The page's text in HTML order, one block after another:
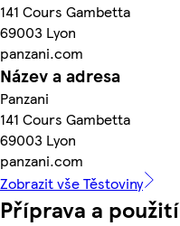
141 Cours Gambetta
69003 Lyon
panzani.com
Název a adresa
Panzani
141 Cours Gambetta
69003 Lyon
panzani.com
Zobrazit vše Těstoviny
Příprava a použití